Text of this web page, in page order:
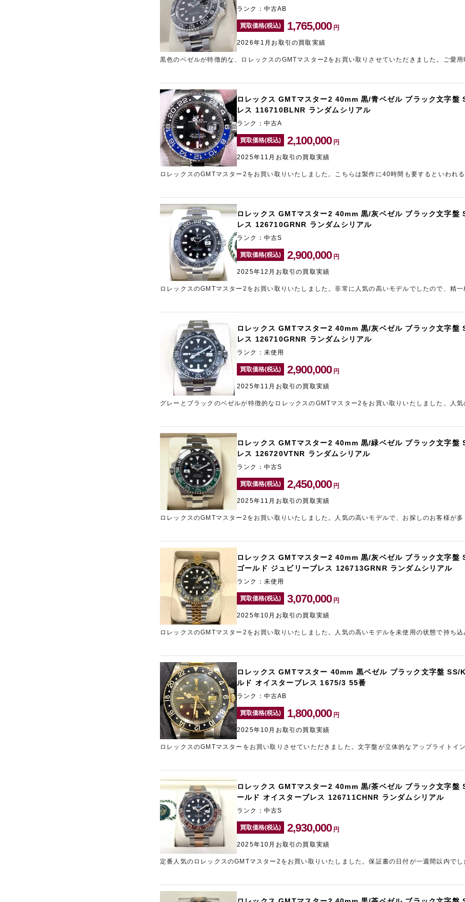
ランク：中古AB
買取価格(税込) 1,765,000 円
2026年1月お取引の買取実績
黒色のベゼルが特徴的な、ロレックスのGMTマスター2をお買い取りさせていただきました。ご愛
がございましたが、他社様にも劣らない金額をご提示させていただきました。使う機会のないロレ
ロレックス GMTマスター2 40mm 黒/青ベゼル ブラック文字盤
レス 116710BLNR ランダムシリアル
ランク：中古A
買取価格(税込) 2,100,000 円
2025年11月お取引の買取実績
ロレックスのGMTマスター2をお買い取りいたしました。こちらは製作に40時間も要するといわれ
セラクロムベゼルで、2カ国の時間帯と午前/午後を瞬時に判断することが可能なモデルです。お持
ロレックス GMTマスター2 40mm 黒/灰ベゼル ブラック文字盤
レス 126710GRNR ランダムシリアル
ランク：中古S
買取価格(税込) 2,900,000 円
2025年12月お取引の買取実績
ロレックスのGMTマスター2をお買い取りいたしました。非常に人気の高いモデルでしたので、精
せていただきました。ロレックスの売却をご検討中の方は、お気軽に東心斎橋エリアのブランド買
ロレックス GMTマスター2 40mm 黒/灰ベゼル ブラック文字盤
レス 126710GRNR ランダムシリアル
ランク：未使用
買取価格(税込) 2,900,000 円
2025年11月お取引の買取実績
グレーとブラックのベゼルが特徴的なロレックスのGMTマスター2をお買い取りいたしました。人
状態でお持ち込みいただけたため、しっかりとした査定額を提示させていただきました。ロレック
ロレックス GMTマスター2 40mm 黒/緑ベゼル ブラック文字盤
レス 126720VTNR ランダムシリアル
ランク：中古S
買取価格(税込) 2,450,000 円
2025年11月お取引の買取実績
ロレックスのGMTマスター2をお買い取りいたしました。人気の高いモデルで、お探しのお客様が
め、プラス査定させていただきました。お持ちのブランド時計の相場が気になるという方は、お気
ロレックス GMTマスター2 40mm 黒/灰ベゼル ブラック文字盤
ゴールド ジュビリーブレス 126713GRNR ランダムシリアル
ランク：未使用
買取価格(税込) 3,070,000 円
2025年10月お取引の買取実績
ロレックスのGMTマスター2をお買い取りいたしました。人気の高いモデルを未使用の状態で持ち
目一杯の金額をご提示させていただきました。ロレックスの高価買取なら心斎橋のブランド買取店
ロレックス GMTマスター 40mm 黒ベゼル ブラック文字盤 SS/
ルド オイスターブレス 1675/3 55番
ランク：中古AB
買取価格(税込) 1,800,000 円
2025年10月お取引の買取実績
ロレックスのGMTマスターをお買い取りさせていただきました。文字盤が立体的なアップライトイ
称「フジツボダイヤル」と呼ばれるモデルです。希少な時計をお持ち込みいただけたため、高価買
ロレックス GMTマスター2 40mm 黒/茶ベゼル ブラック文字盤
ールド オイスターブレス 126711CHNR ランダムシリアル
ランク：中古S
買取価格(税込) 2,930,000 円
2025年10月お取引の買取実績
定番人気のロレックスのGMTマスター2をお買い取りいたしました。保証書の日付が一週間以内で
させていただきました。ロレックスをはじめブランド時計の高価買取は、東心斎橋のブランド買取